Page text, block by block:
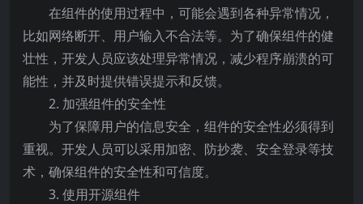
在组件的使用过程中，可能会遇到各种异常情况，
比如网络断开、用户输入不合法等。为了确保组件的健
壮性，开发人员应该处理异常情况，减少程序崩溃的可
能性，并及时提供错误提示和反馈。
2. 加强组件的安全性
为了保障用户的信息安全，组件的安全性必须得到
重视。开发人员可以采用加密、防抄袭、安全登录等技
术，确保组件的安全性和可信度。
3. 使用开源组件